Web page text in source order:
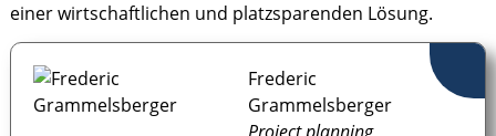
einer wirtschaftlichen und platzsparenden Lösung.
Frederic
Grammelsberger